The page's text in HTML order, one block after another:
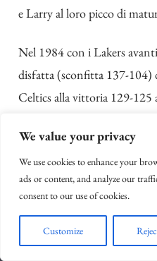
We value your privacy
We use cookies to enhance your
ads or content, and analyze our
consent to our use of cookies.
Customize
e Larry al loro picco di
Nel 1984 con i Lakers
disfatta (sconfitta 137-104)
Celtics alla vittoria 129-125
State con 10 su 10 dalla
parte ai Lakers non bastò la
punti 11 rimbalzi e 17 assist.
3-2 al Boston Garden